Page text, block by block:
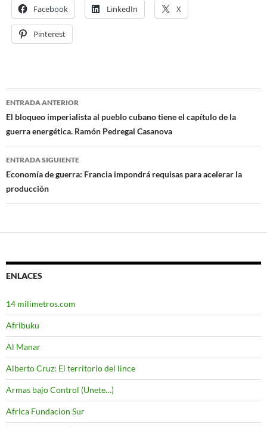
Facebook LinkedIn X
Pinterest
Navegación
de
entradas
ENTRADA ANTERIOR
El bloqueo imperialista al pueblo cubano tiene el capítulo de la
guerra energética. Ramón Pedregal Casanova
ENTRADA SIGUIENTE
Economía de guerra: Francia impondrá requisas para acelerar la
producción
ENLACES
14 milimetros.com
Afribuku
Al Manar
Alberto Cruz: El territorio del lince
Armas bajo Control (Unete…)
Africa Fundacion Sur